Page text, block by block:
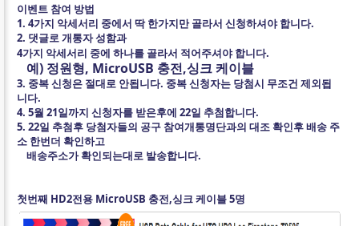
이벤트 참여 방법
1. 4가지 악세서리 중에서 딱 한가지만 골라서 신청하셔야 합니다.
2. 댓글로 개통자 성함과
4가지 악세서리 중에 하나를 골라서 적어주셔야 합니다.
예) 정원형, MicroUSB 충전,싱크 케이블
3. 중복 신청은 절대로 안됩니다. 중복 신청자는 당첨시 무조건 제외됩
니다.
4. 5월 21일까지 신청자를 받은후에 22일 추첨합니다.
5. 22일 추첨후 당첨자들의 공구 참여개통명단과의 대조 확인후 배송 주
소 한번더 확인하고
배송주소가 확인되는대로 발송합니다.
첫번째 HD2전용 MicroUSB 충전,싱크 케이블 5명